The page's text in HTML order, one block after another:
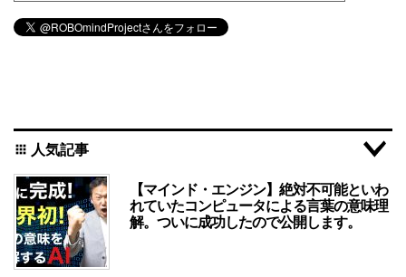
apps 人気記事
【マインド・エンジン】絶対不可能といわ
れていたコンピュータによる言葉の意味理
解。ついに成功したので公開します。